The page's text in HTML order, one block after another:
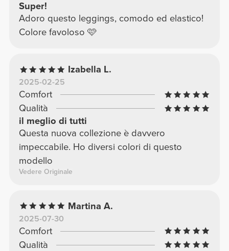
Super!
Adoro questo leggings, comodo ed elastico!
Colore favoloso 🩷
Izabella L.
2025-02-25
Comfort
Qualità
il meglio di tutti
Questa nuova collezione è davvero
impeccabile. Ho diversi colori di questo
modello
Vedere Originale
Martina A.
2025-07-30
Comfort
Qualità